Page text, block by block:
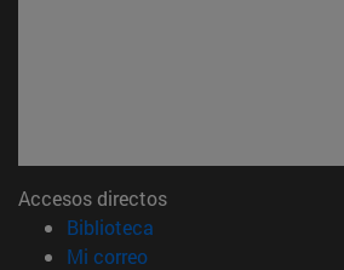
Accesos directos
Biblioteca
Mi correo(abre en nueva